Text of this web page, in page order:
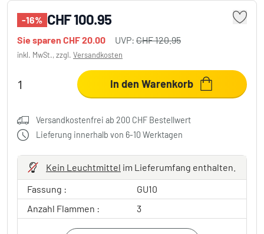
-16% CHF 100.95
Sie sparen CHF 20.00 UVP: CHF 120.95
inkl. MwSt., zzgl. Versandkosten
In den Warenkorb
Versandkostenfrei ab 200 CHF Bestellwert
Lieferung innerhalb von 6-10 Werktagen
Kein Leuchtmittel im Lieferumfang enthalten.
Fassung :
GU10
Anzahl Flammen :
3